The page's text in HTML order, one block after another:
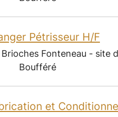
Pétrisseur H/F
Fonteneau - site
Boufféré
et